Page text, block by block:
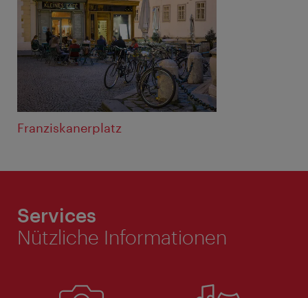
Franziskanerplatz
Services
Nützliche Informationen